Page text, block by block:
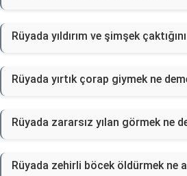
Rüyada yıldırım ve şimşek
Rüyada yırtık çorap giymek ne
Rüyada zararsız yılan görmek ne
Rüyada zehirli böcek öldürmek ne